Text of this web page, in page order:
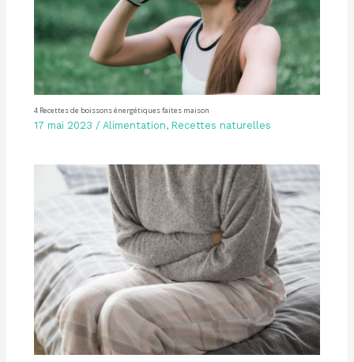
4 Recettes de boissons énergétiques faites maison
17 mai 2023 / Alimentation, Recettes naturelles